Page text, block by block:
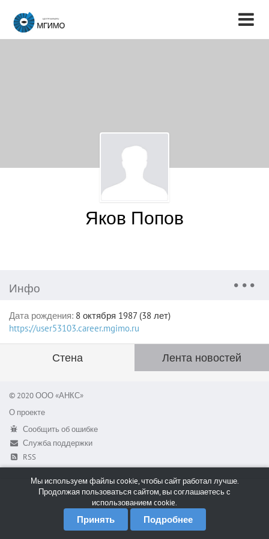
Яков Попов
Инфо
Дата рождения: 8 октября 1987 (38 лет)
https://user53103.career.mgimo.ru
Стена Лента новостей
© 2020 ООО «АНКС»
О проекте
Сообщить об ошибке
Служба поддержки
RSS
Мы используем файлы cookie, чтобы сайт работал лучше.
Продолжая пользоваться сайтом, вы соглашаетесь с
использованием cookie.
Принять Подробнее